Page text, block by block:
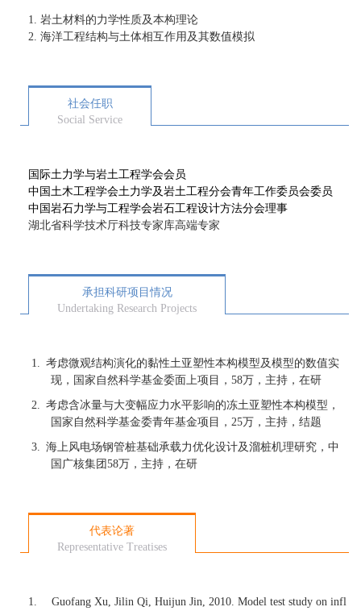
1. 岩土材料的力学性质及本构理论
2. 海洋工程结构与土体相互作用及其数值模拟
社会任职
Social Service
国际土力学与岩土工程学会会员
中国土木工程学会土力学及岩土工程分会青年工作委员会委员
中国岩石力学与工程学会岩石工程设计方法分会理事
湖北省科学技术厅科技专家库高端专家
承担科研项目情况
Undertaking Research Projects
1.
考虑微观结构演化的黏性土亚塑性本构模型及模型的数值实
现，国家自然科学基金委面上项目，58万，主持，在研
2.
考虑含冰量与大变幅应力水平影响的冻土亚塑性本构模型，
国家自然科学基金委青年基金项目， 25万，主持，结题
3.
海上风电场钢管桩基础承载力优化设计及溜桩机理研究，中
国广核集团58万，主持，在研
代表论著
Representative Treatises
1.
Guofang Xu, Jilin Qi, Huijun Jin, 2010. Model test study on infl